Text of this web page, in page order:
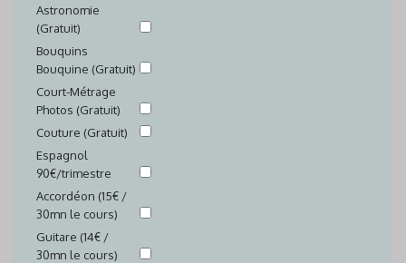
Astronomie
(Gratuit)
Bouquins
Bouquine (Gratuit)
Court-Métrage
Photos (Gratuit)
Couture (Gratuit)
Espagnol
90€/trimestre
Accordéon (15€ /
30mn le cours)
Guitare (14€ /
30mn le cours)